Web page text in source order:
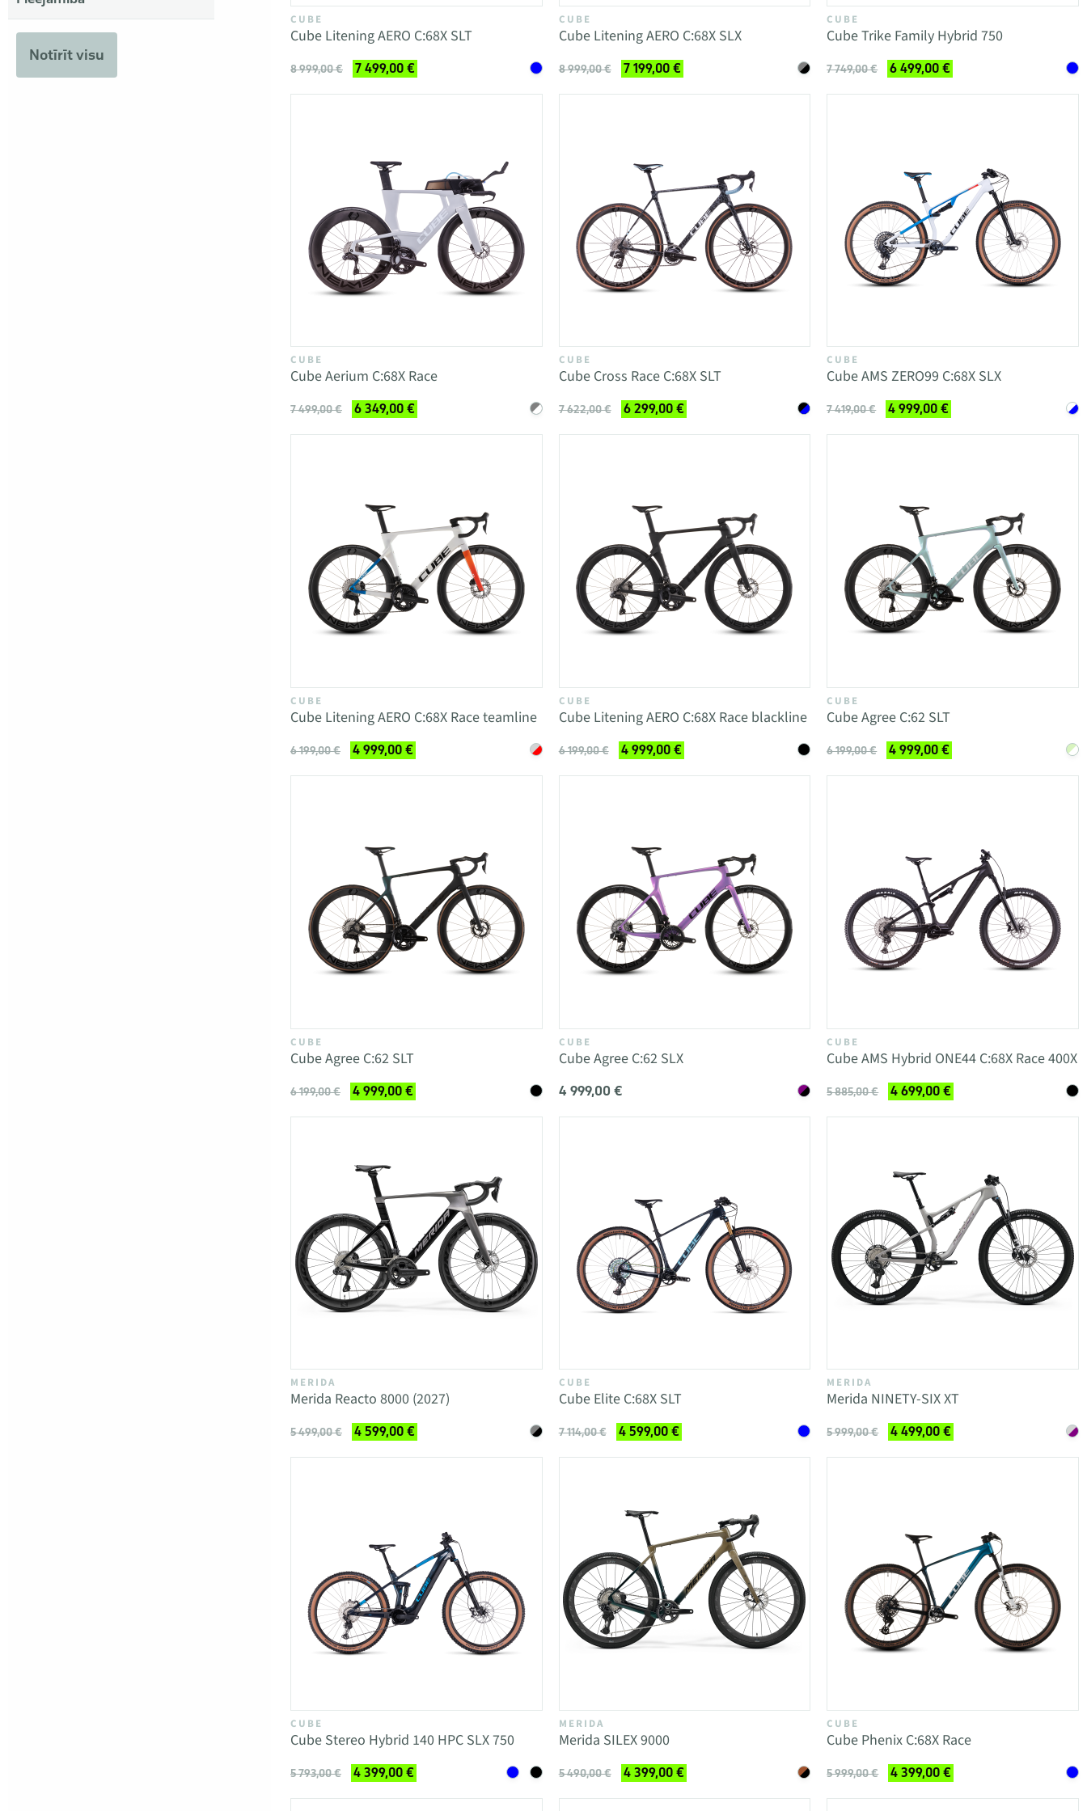
Notīrīt visu
CUBE
Cube Litening AERO C:68X SLT
8 999,00 € 7 499,00 €
CUBE
Cube Litening AERO C:68X SLX
8 999,00 € 7 199,00 €
CUBE
Cube Trike Family Hybrid 750
7 749,00 € 6 499,00 €
CUBE
Cube Aerium C:68X Race
7 499,00 € 6 349,00 €
CUBE
Cube Cross Race C:68X SLT
7 622,00 € 6 299,00 €
CUBE
Cube AMS ZERO99 C:68X SLX
7 419,00 € 4 999,00 €
CUBE
Cube Litening AERO C:68X Race teamline
6 199,00 € 4 999,00 €
CUBE
Cube Litening AERO C:68X Race blackline
6 199,00 € 4 999,00 €
CUBE
Cube Agree C:62 SLT
6 199,00 € 4 999,00 €
CUBE
Cube Agree C:62 SLT
6 199,00 € 4 999,00 €
CUBE
Cube Agree C:62 SLX
4 999,00 €
CUBE
Cube AMS Hybrid ONE44 C:68X Race 400X
5 885,00 € 4 699,00 €
MERIDA
Merida Reacto 8000 (2027)
5 499,00 € 4 599,00 €
CUBE
Cube Elite C:68X SLT
7 114,00 € 4 599,00 €
MERIDA
Merida NINETY-SIX XT
5 999,00 € 4 499,00 €
CUBE
Cube Stereo Hybrid 140 HPC SLX 750
5 793,00 € 4 399,00 €
MERIDA
Merida SILEX 9000
5 490,00 € 4 399,00 €
CUBE
Cube Phenix C:68X Race
5 999,00 € 4 399,00 €